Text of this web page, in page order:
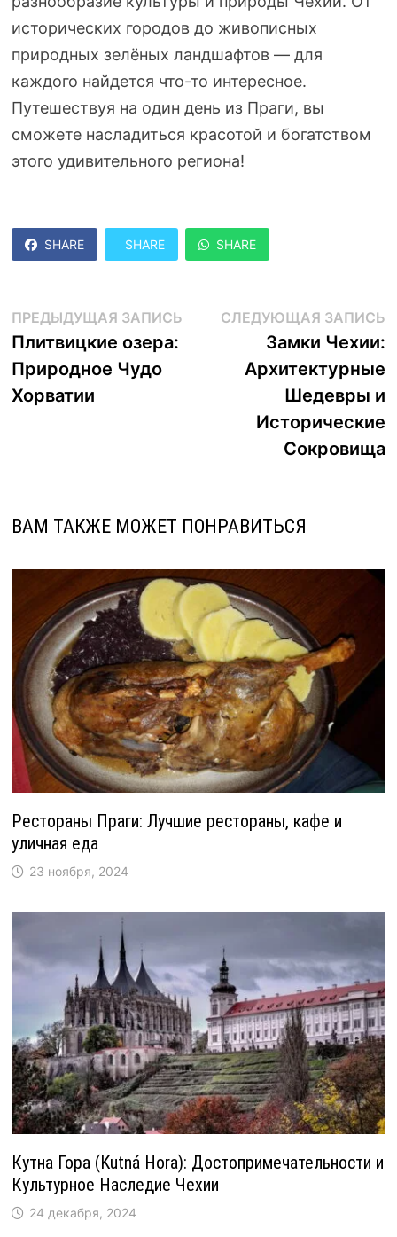
исторических городов до живописных
природных зелёных ландшафтов — для
каждого найдется что-то интересное.
Путешествуя на один день из Праги, вы
сможете насладиться красотой и богатством
этого удивительного региона!
SHARE SHARE SHARE
Навигация
по
записям
ПРЕДЫДУЩАЯ ЗАПИСЬПредыдущая
Плитвицкие озера:
Природное Чудо
Хорватии
СЛЕДУЮЩАЯ ЗАПИСЬ
Замки Чехии:
Архитектурные
Шедевры и
Исторические
Сокровища
ВАМ ТАКЖЕ МОЖЕТ ПОНРАВИТЬСЯ
Рестораны Праги: Лучшие рестораны, кафе и
уличная еда
23 ноября, 2024
Кутна Гора (Kutná Hora): Достопримечательности и
Культурное Наследие Чехии
24 декабря, 2024